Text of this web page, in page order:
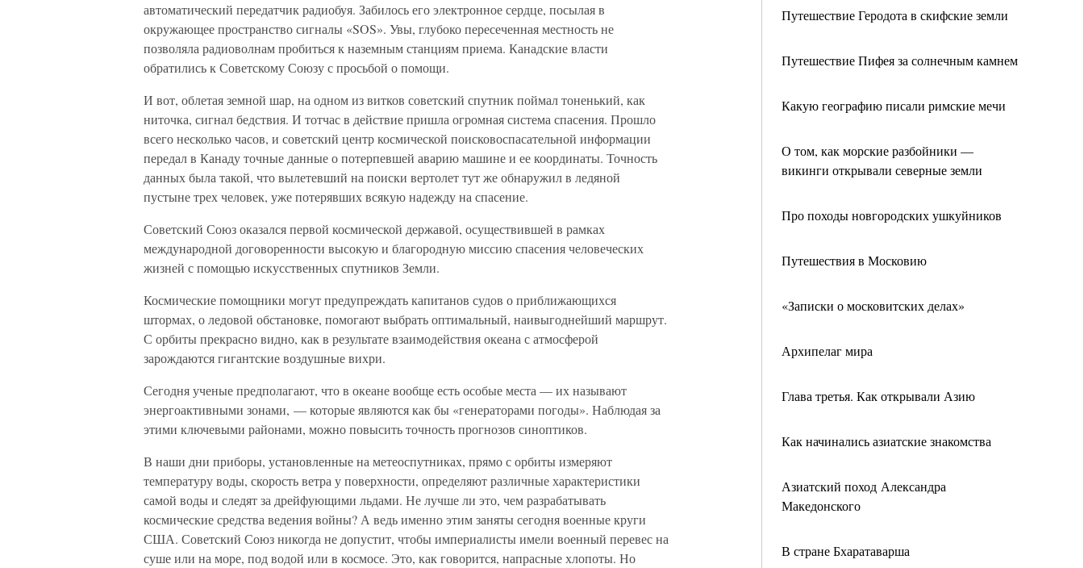
Путешествие Геродота в скифские земли
Путешествие Пифея за солнечным камнем
Какую географию писали римские мечи
О том, как морские разбойники —
викинги открывали северные земли
Про походы новгородских ушкуйников
Путешествия в Московию
«Записки о московитских делах»
Архипелаг мира
Глава третья. Как открывали Азию
Как начинались азиатские знакомства
Азиатский поход Александра
Македонского
В стране Бхаратаварша
автоматический передатчик радиобуя. Забилось его электронное сердце, посылая в
окружающее пространство сигналы «SOS». Увы, глубоко пересеченная местность не
позволяла радиоволнам пробиться к наземным станциям приема. Канадские власти
обратились к Советскому Союзу с просьбой о помощи.
И вот, облетая земной шар, на одном из витков советский спутник поймал тоненький, как
ниточка, сигнал бедствия. И тотчас в действие пришла огромная система спасения. Прошло
всего несколько часов, и советский центр космической поисковоспасательной информации
передал в Канаду точные данные о потерпевшей аварию машине и ее координаты. Точность
данных была такой, что вылетевший на поиски вертолет тут же обнаружил в ледяной
пустыне трех человек, уже потерявших всякую надежду на спасение.
Советский Союз оказался первой космической державой, осуществившей в рамках
международной договоренности высокую и благородную миссию спасения человеческих
жизней с помощью искусственных спутников Земли.
Космические помощники могут предупреждать капитанов судов о приближающихся
штормах, о ледовой обстановке, помогают выбрать оптимальный, наивыгоднейший маршрут.
С орбиты прекрасно видно, как в результате взаимодействия океана с атмосферой
зарождаются гигантские воздушные вихри.
Сегодня ученые предполагают, что в океане вообще есть особые места — их называют
энергоактивными зонами, — которые являются как бы «генераторами погоды». Наблюдая за
этими ключевыми районами, можно повысить точность прогнозов синоптиков.
В наши дни приборы, установленные на метеоспутниках, прямо с орбиты измеряют
температуру воды, скорость ветра у поверхности, определяют различные характеристики
самой воды и следят за дрейфующими льдами. Не лучше ли это, чем разрабатывать
космические средства ведения войны? А ведь именно этим заняты сегодня военные круги
США. Советский Союз никогда не допустит, чтобы империалисты имели военный перевес на
суше или на море, под водой или в космосе. Это, как говорится, напрасные хлопоты. Но